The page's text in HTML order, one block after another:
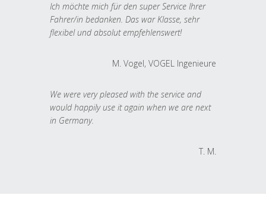
Ich möchte mich für den super Service Ihrer
Fahrer/in bedanken. Das war Klasse, sehr
flexibel und absolut empfehlenswert!
M. Vogel, VOGEL Ingenieure
We were very pleased with the service and
would happily use it again when we are next
in Germany.
T. M.